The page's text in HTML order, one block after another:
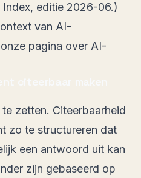
editie 2026-06.)
van AI-
onze pagina over AI-
zetten. Citeerbaarheid
zo te structureren dat
een antwoord uit kan
zijn gebaseerd op